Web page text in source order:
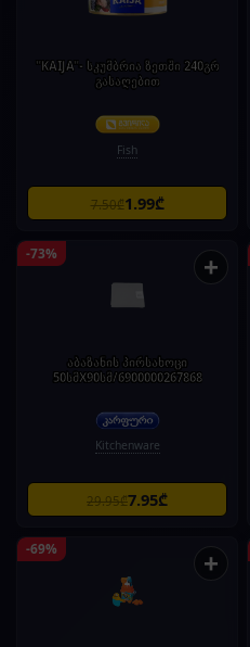
"KAIJA"- სკუმბრია ზეთში 240გრ
გასაღებით
Fish
7.50₾1.99₾
-73% +
აბაზანის პირსახოცი
50სმX90სმ/6900000267868
Kitchenware
29.95₾7.95₾
-69% +